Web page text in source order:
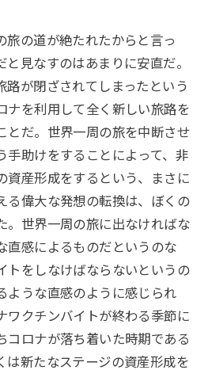
旅の道が絶たれたからと言っ
見なすのはあまりに安直だ。
路が閉ざされてしまったという
ナを利用して全く新しい旅路を
とだ。世界一周の旅を中断させ
手助けをすることによって、非
資産形成をするという、まさに
る偉大な発想の転換は、ぼくの
。世界一周の旅に出なければな
直感によるものだというのな
トをしなけばならないというの
ような直感のように感じられ
ワクチンバイトが終わる季節に
コロナが落ち着いた時期である
は新たなステージの資産形成を